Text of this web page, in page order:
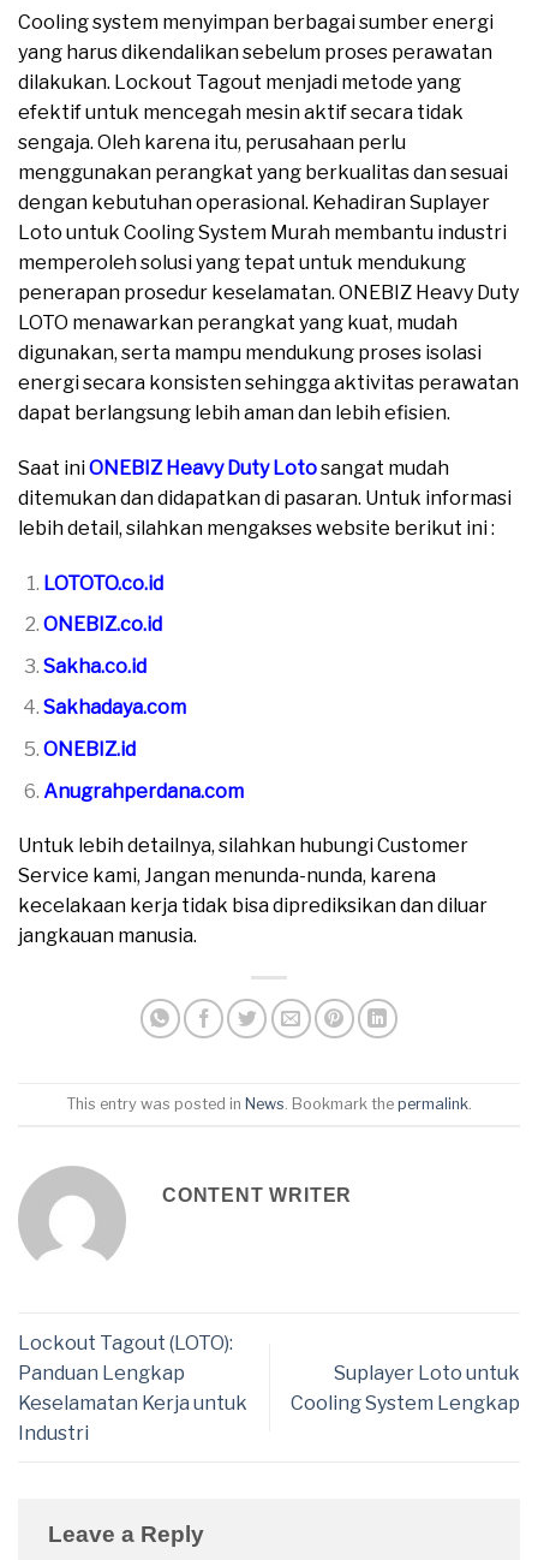
Cooling system menyimpan berbagai sumber energi
yang harus dikendalikan sebelum proses perawatan
dilakukan. Lockout Tagout menjadi metode yang
efektif untuk mencegah mesin aktif secara tidak
sengaja. Oleh karena itu, perusahaan perlu
menggunakan perangkat yang berkualitas dan sesuai
dengan kebutuhan operasional. Kehadiran Suplayer
Loto untuk Cooling System Murah membantu industri
memperoleh solusi yang tepat untuk mendukung
penerapan prosedur keselamatan. ONEBIZ Heavy Duty
LOTO menawarkan perangkat yang kuat, mudah
digunakan, serta mampu mendukung proses isolasi
energi secara konsisten sehingga aktivitas perawatan
dapat berlangsung lebih aman dan lebih efisien.
Saat iniONEBIZ Heavy Duty Lotosangat mudah
ditemukan dan didapatkan di pasaran. Untuk informasi
lebih detail, silahkan mengakses website berikut ini :
LOTOTO.co.id
ONEBIZ.co.id
Sakha.co.id
Sakhadaya.com
ONEBIZ.id
Anugrahperdana.com
Untuk lebih detailnya, silahkan hubungi Customer
Service kami, Jangan menunda-nunda, karena
kecelakaan kerja tidak bisa diprediksikan dan diluar
jangkauan manusia.
This entry was posted in News . Bookmark the permalink
CONTENT WRITER
Lockout Tagout (LOTO):
Panduan Lengkap
Keselamatan Kerja untuk
Industri
Suplayer Loto untuk
Cooling System Lengkap
Leave a Reply